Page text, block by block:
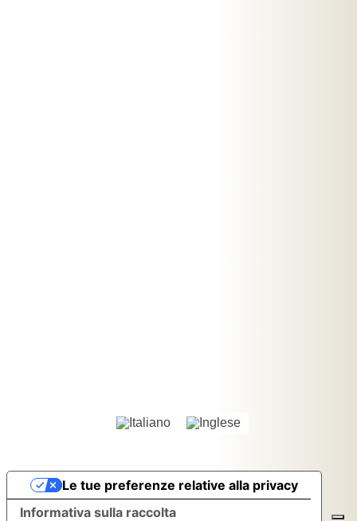
Informativa sulla raccolta
Le tue preferenze relative alla privacy